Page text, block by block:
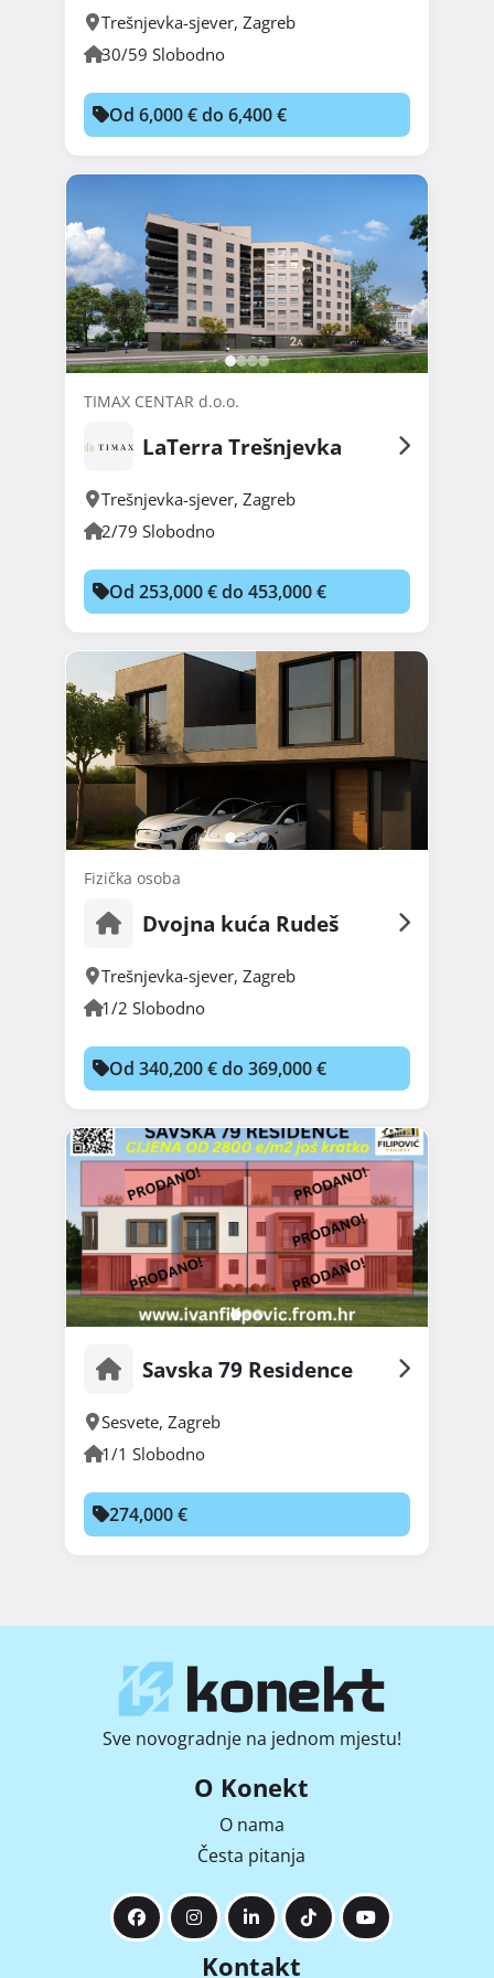
Trešnjevka-sjever, Zagreb
30/59 Slobodno
Od 6,000 € do 6,400 €
TIMAX CENTAR d.o.o.
LaTerra Trešnjevka
Trešnjevka-sjever, Zagreb
2/79 Slobodno
Od 253,000 € do 453,000 €
Fizička osoba
Dvojna kuća Rudeš
Trešnjevka-sjever, Zagreb
1/2 Slobodno
Od 340,200 € do 369,000 €
Savska 79 Residence
Sesvete, Zagreb
1/1 Slobodno
274,000 €
Sve novogradnje na jednom mjestu!
O Konekt
O nama
Česta pitanja
Kontakt